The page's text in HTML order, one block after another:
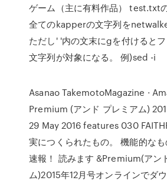
ゲーム（主に有料作品） test.txt
全てのkapperの文字列を
ただし' '内の文末にgを付けると
文字列が対象になる。 例)sed -i
Asanao TakemotoMagazine ·
Premium (アンド プレミアム)
29 May 2016 features 030
実につくられたもの。 機能的な
速報！ 読みます &Premium(アン
ム)2015年12月号オンラインでダ